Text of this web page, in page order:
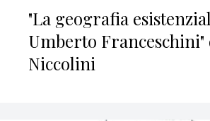
"La geografia
Umberto
Niccolini